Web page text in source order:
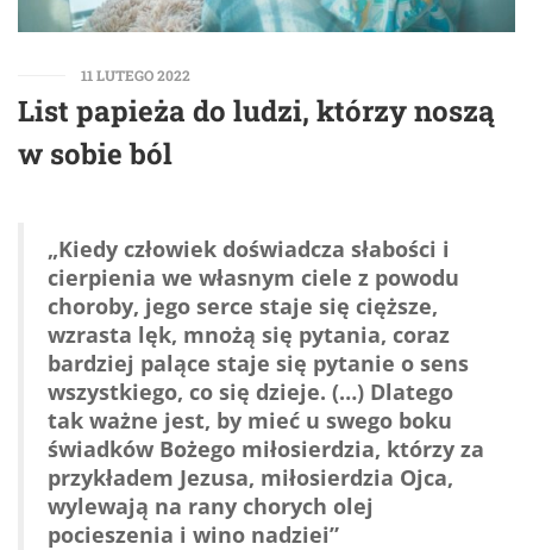
11 LUTEGO 2022
List papieża do ludzi, którzy noszą
w sobie ból
„Kiedy człowiek doświadcza słabości i
cierpienia we własnym ciele z powodu
choroby, jego serce staje się cięższe,
wzrasta lęk, mnożą się pytania, coraz
bardziej palące staje się pytanie o sens
wszystkiego, co się dzieje. (…) Dlatego
tak ważne jest, by mieć u swego boku
świadków Bożego miłosierdzia, którzy za
przykładem Jezusa, miłosierdzia Ojca,
wylewają na rany chorych olej
pocieszenia i wino nadziei”